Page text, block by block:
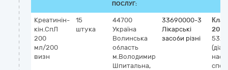
ПОСЛУГ:
Креатинін-
кін.СпЛ
200
мл/200
визн
15
штука
44700
Україна
Волинська
область
м.Володимир
Шпитальна,
33690000-3
Лікарські
засоби різні
2023